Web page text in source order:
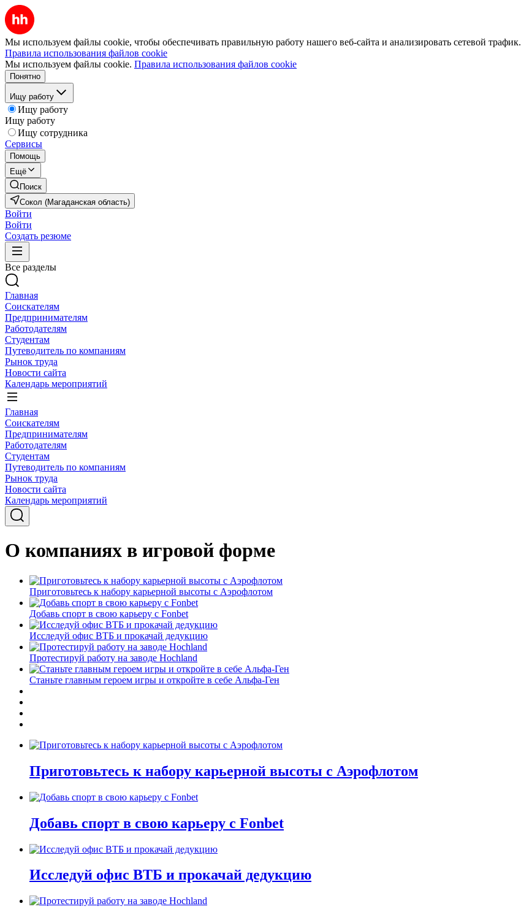
Мы используем файлы cookie, чтобы обеспечивать правильную работу нашего веб-сайта и анализировать сетевой трафик.
Правила использования файлов cookie
Мы используем файлы cookie. Правила использования файлов cookie
Понятно
Ищу работу
Ищу работу
Ищу работу
Ищу сотрудника
Сервисы
Помощь
Ещё
Поиск
Сокол (Магаданская область)
Войти
Войти
Создать резюме
Все разделы
Главная
Соискателям
Предпринимателям
Работодателям
Студентам
Путеводитель по компаниям
Рынок труда
Новости сайта
Календарь мероприятий
Главная
Соискателям
Предпринимателям
Работодателям
Студентам
Путеводитель по компаниям
Рынок труда
Новости сайта
Календарь мероприятий
О компаниях в игровой форме
Приготовьтесь к набору карьерной высоты с Аэрофлотом
Добавь спорт в свою карьеру с Fonbet
Исследуй офис ВТБ и прокачай дедукцию
Протестируй работу на заводе Hochland
Станьте главным героем игры и откройте в себе Альфа-Ген
Приготовьтесь к набору карьерной высоты с Аэрофлотом
Добавь спорт в свою карьеру с Fonbet
Исследуй офис ВТБ и прокачай дедукцию